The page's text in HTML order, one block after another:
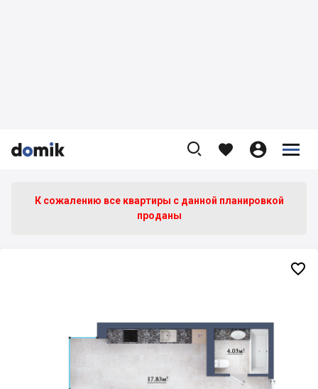


    


К сожалению все квартиры c данной планировкой
проданы
